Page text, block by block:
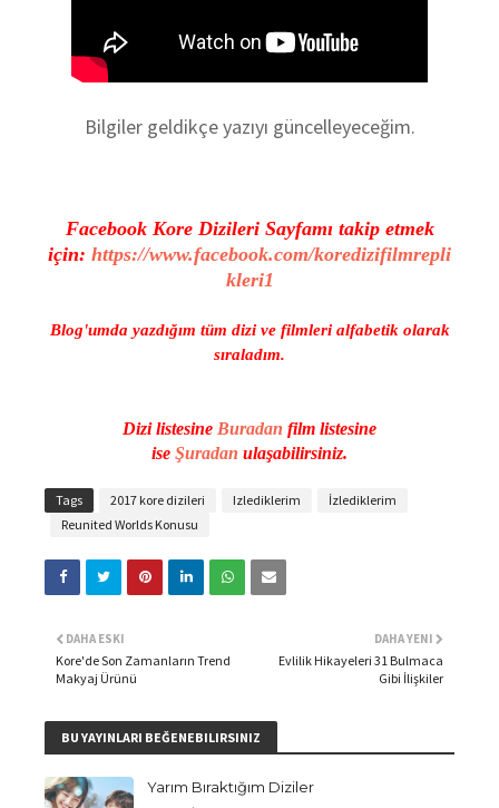
Bilgiler geldikçe yazıyı güncelleyeceğim.
Facebook Kore Dizileri Sayfamı takip etmek
için: https://www.facebook.com/koredizifilmrepli
kleri1
Blog'umda yazdığım tüm dizi ve filmleri alfabetik olarak
sıraladım.
Dizi listesine Buradan film listesine
ise Şuradan ulaşabilirsiniz.
Tags 2017 kore dizileri Izlediklerim
İzlediklerim
Reunited Worlds Konusu
DAHA YENI
Evlilik Hikayeleri 31 Bulmaca
Gibi İlişkiler
DAHA ESKI
Kore'de Son Zamanların Trend
Makyaj Ürünü
BU YAYINLARI BEĞENEBILIRSINIZ
Yarım Bıraktığım Diziler